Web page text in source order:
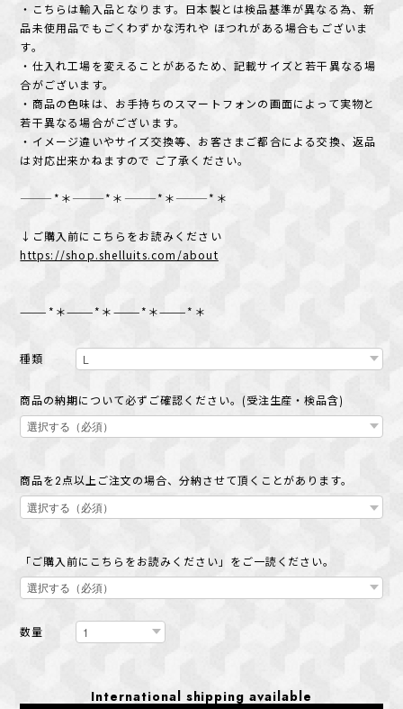
・こちらは輸入品となります。日本製とは検品基準が異なる為、新
品未使用品でもごくわずかな汚れや ほつれがある場合もございま
す。
・仕入れ工場を変えることがあるため、記載サイズと若干異なる場
合がございます。
・商品の色味は、お手持ちのスマートフォンの画面によって実物と
若干異なる場合がございます。
・イメージ違いやサイズ交換等、お客さまご都合による交換、返品
は対応出来かねますので ご了承ください。
———*＊———*＊———*＊———*＊
↓ご購入前にこちらをお読みください
https://shop.shelluits.com/about
———*＊———*＊———*＊———*＊
種類
商品の納期について必ずご確認ください。(受注生産・検品含)
商品を2点以上ご注文の場合、分納させて頂くことがあります。
「ご購入前にこちらをお読みください」をご一読ください。
数量
International shipping available